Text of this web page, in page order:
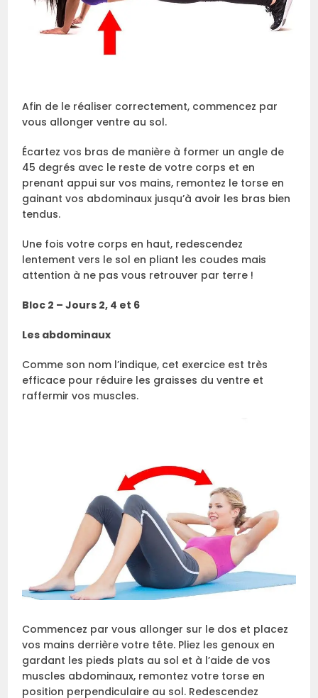
Afin de le réaliser correctement, commencez par
vous allonger ventre au sol.
Écartez vos bras de manière à former un angle de
45 degrés avec le reste de votre corps et en
prenant appui sur vos mains, remontez le torse en
gainant vos abdominaux jusqu’à avoir les bras bien
tendus.
Une fois votre corps en haut, redescendez
lentement vers le sol en pliant les coudes mais
attention à ne pas vous retrouver par terre !
Bloc 2 – Jours 2, 4 et 6
Les abdominaux
Comme son nom l’indique, cet exercice est très
efficace pour réduire les graisses du ventre et
raffermir vos muscles.
Commencez par vous allonger sur le dos et placez
vos mains derrière votre tête. Pliez les genoux en
gardant les pieds plats au sol et à l’aide de vos
muscles abdominaux, remontez votre torse en
position perpendiculaire au sol. Redescendez